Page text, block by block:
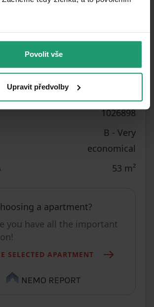
Povolit vše
Upravit předvolby
Personal
CZK 111,320.75/ m2
Brick
1026898
B - Very
economical
53 m²
a apartment?
you have all the important
SELECTED APARTMENT